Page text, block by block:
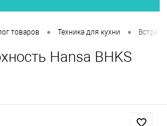
товаров • Техника для кухни •
Hansa BHKS